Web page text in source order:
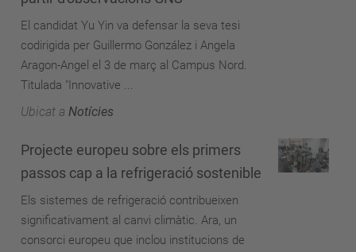
El candidat Yu Yin va defensar la seva tesi
codirigida per Guillermo González i Angela
Aragon-Angel el 3 de març al Campus Nord.
Titulada "Innovative ...
Ubicat a Notícies
Projecte europeu sobre els primers
passos cap a la refrigeració sostenible
Els sistemes de refrigeració contribueixen
significativament al canvi climàtic. Ara, un
consorci europeu que inclou institucions de